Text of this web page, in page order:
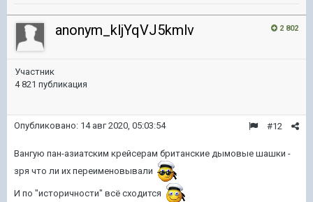
2 802
anonym_kljYqVJ5kmlv
Участник
4 821 публикация
#12
Опубликовано: 14 авг 2020, 05:03:54
Вангую пан-азиатским крейсерам британские дымовые шашки -
зря что ли их переименовывали
И по "историчности" всё сходится